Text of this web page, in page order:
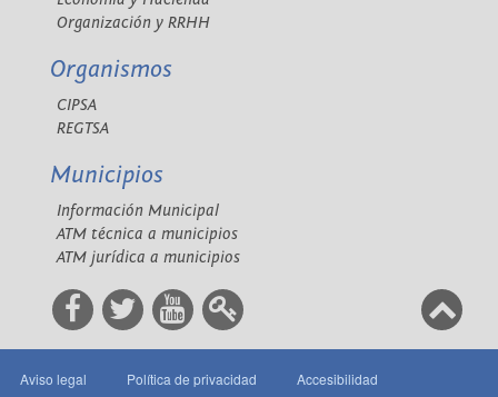
Organización y RRHH
Organismos
CIPSA
REGTSA
Municipios
Información Municipal
ATM técnica a municipios
ATM jurídica a municipios
Aviso legal Política de privacidad Accesibilidad